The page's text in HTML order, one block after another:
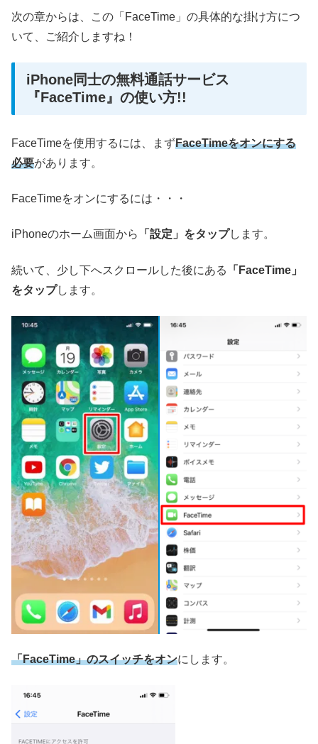
次の章からは、この「FaceTime」の具体的な掛け方につ
いて、ご紹介しますね！
iPhone同士の無料通話サービス
『FaceTime』の使い方!!
FaceTimeを使用するには、まずFaceTimeをオンにする
必要があります。
FaceTimeをオンにするには・・・
iPhoneのホーム画面から 「設定」をタップします。
続いて、少し下へスクロールした後にある
「FaceTime」
をタップします。
「FaceTime」のスイッチをオンにします。